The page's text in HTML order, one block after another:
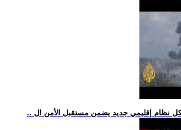
نظام إقليمي جديد يضمن مستقبل الأمن ال